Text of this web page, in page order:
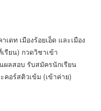
ดท เมืองร้อยเอ็ด และเมือง
รียน) กวดวิชาเข้า
ผลสอบ รับสมัครนักเรียน
คอร์สติวเข้ม (เข้าค่าย)